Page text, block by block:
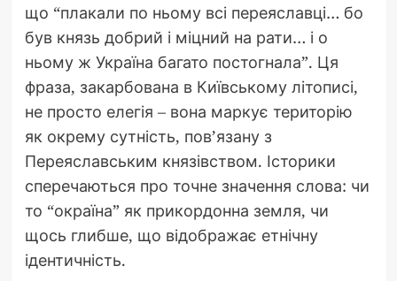
що “плакали по ньому всі переяславці… бо
був князь добрий і міцний на рати… і о
ньому ж Україна багато постогнала”. Ця
фраза, закарбована в Київському літописі,
не просто елегія – вона маркує територію
як окрему сутність, пов’язану з
Переяславським князівством. Історики
сперечаються про точне значення слова: чи
то “окраїна” як прикордонна земля, чи
щось глибше, що відображає етнічну
ідентичність.